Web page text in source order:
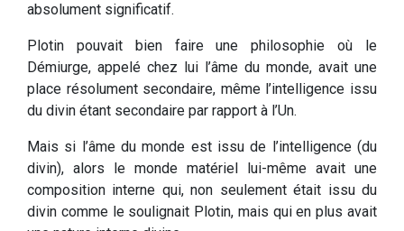
absolument significatif.
Plotin pouvait bien faire une philosophie où le
Démiurge, appelé chez lui l’âme du monde, avait une
place résolument secondaire, même l’intelligence issu
du divin étant secondaire par rapport à l’Un.
Mais si l’âme du monde est issu de l’intelligence (du
divin), alors le monde matériel lui-même avait une
composition interne qui, non seulement était issu du
divin comme le soulignait Plotin, mais qui en plus avait